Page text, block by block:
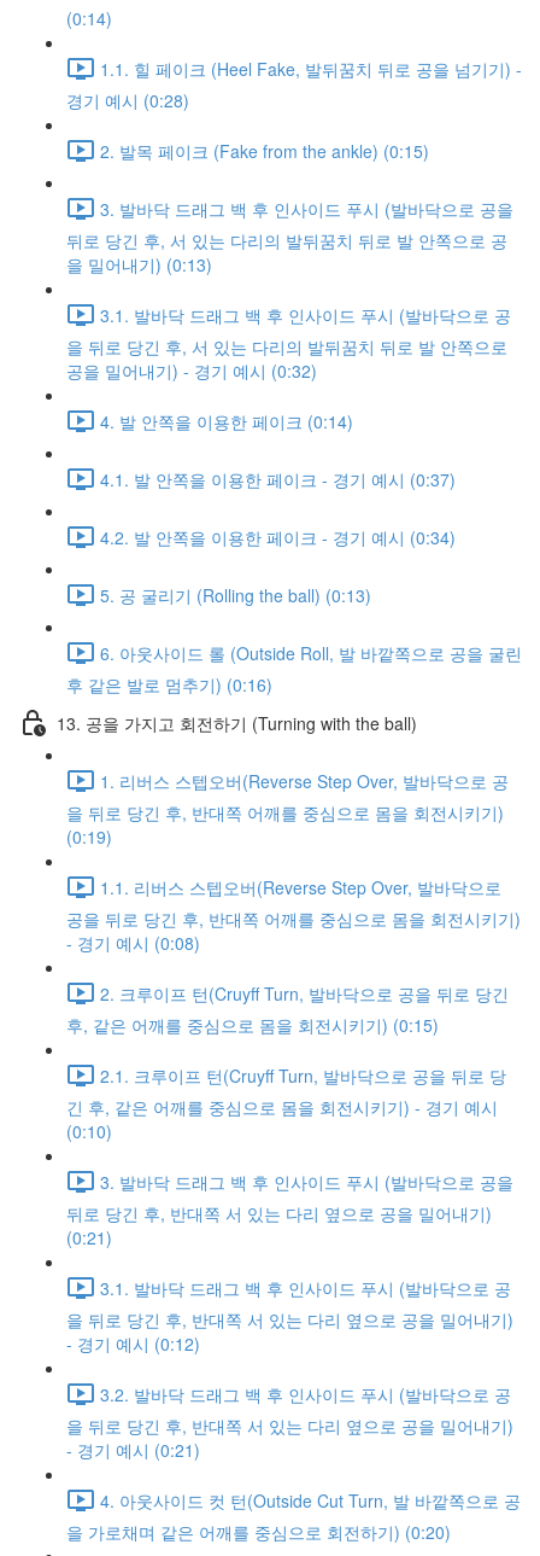
(0:14)
1.1. 힐 페이크 (Heel Fake, 발뒤꿈치 뒤로 공을 넘기기) -
경기 예시 (0:28)
2. 발목 페이크 (Fake from the ankle) (0:15)
3. 발바닥 드래그 백 후 인사이드 푸시 (발바닥으로 공을
뒤로 당긴 후, 서 있는 다리의 발뒤꿈치 뒤로 발 안쪽으로 공
을 밀어내기) (0:13)
3.1. 발바닥 드래그 백 후 인사이드 푸시 (발바닥으로 공
을 뒤로 당긴 후, 서 있는 다리의 발뒤꿈치 뒤로 발 안쪽으로
공을 밀어내기) - 경기 예시 (0:32)
4. 발 안쪽을 이용한 페이크 (0:14)
4.1. 발 안쪽을 이용한 페이크 - 경기 예시 (0:37)
4.2. 발 안쪽을 이용한 페이크 - 경기 예시 (0:34)
5. 공 굴리기 (Rolling the ball) (0:13)
6. 아웃사이드 롤 (Outside Roll, 발 바깥쪽으로 공을 굴린
후 같은 발로 멈추기) (0:16)
13. 공을 가지고 회전하기 (Turning with the ball)
1. 리버스 스텝오버(Reverse Step Over, 발바닥으로 공
을 뒤로 당긴 후, 반대쪽 어깨를 중심으로 몸을 회전시키기)
(0:19)
1.1. 리버스 스텝오버(Reverse Step Over, 발바닥으로
공을 뒤로 당긴 후, 반대쪽 어깨를 중심으로 몸을 회전시키기)
- 경기 예시 (0:08)
2. 크루이프 턴(Cruyff Turn, 발바닥으로 공을 뒤로 당긴
후, 같은 어깨를 중심으로 몸을 회전시키기) (0:15)
2.1. 크루이프 턴(Cruyff Turn, 발바닥으로 공을 뒤로 당
긴 후, 같은 어깨를 중심으로 몸을 회전시키기) - 경기 예시
(0:10)
3. 발바닥 드래그 백 후 인사이드 푸시 (발바닥으로 공을
뒤로 당긴 후, 반대쪽 서 있는 다리 옆으로 공을 밀어내기)
(0:21)
3.1. 발바닥 드래그 백 후 인사이드 푸시 (발바닥으로 공
을 뒤로 당긴 후, 반대쪽 서 있는 다리 옆으로 공을 밀어내기)
- 경기 예시 (0:12)
3.2. 발바닥 드래그 백 후 인사이드 푸시 (발바닥으로 공
을 뒤로 당긴 후, 반대쪽 서 있는 다리 옆으로 공을 밀어내기)
- 경기 예시 (0:21)
4. 아웃사이드 컷 턴(Outside Cut Turn, 발 바깥쪽으로 공
을 가로채며 같은 어깨를 중심으로 회전하기) (0:20)